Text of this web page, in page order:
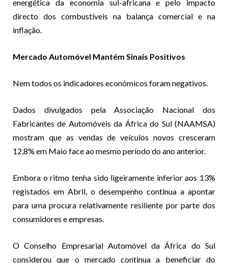
energética da economia sul-africana e pelo impacto
directo dos combustíveis na balança comercial e na
inflação.
Mercado Automóvel Mantém Sinais Positivos
Nem todos os indicadores económicos foram negativos.
Dados divulgados pela Associação Nacional dos
Fabricantes de Automóveis da África do Sul (NAAMSA)
mostram que as vendas de veículos novos cresceram
12,8% em Maio face ao mesmo período do ano anterior.
Embora o ritmo tenha sido ligeiramente inferior aos 13%
registados em Abril, o desempenho continua a apontar
para uma procura relativamente resiliente por parte dos
consumidores e empresas.
O Conselho Empresarial Automóvel da África do Sul
considerou que o mercado continua a beneficiar do